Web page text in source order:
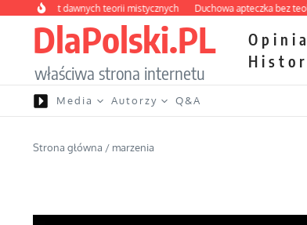
Przejdź do treści
labirynt dawnych teorii mistycznych Duchowa apteczka bez
DlaPolski.PL
właściwa strona internetu
Opinia
Media Autorzy Q&A
Strona główna / marzenia